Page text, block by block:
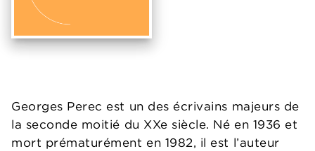
Georges Perec est un des écrivains majeurs de
la seconde moitié du XXe siècle. Né en 1936 et
mort prématurément en 1982, il est l’auteur